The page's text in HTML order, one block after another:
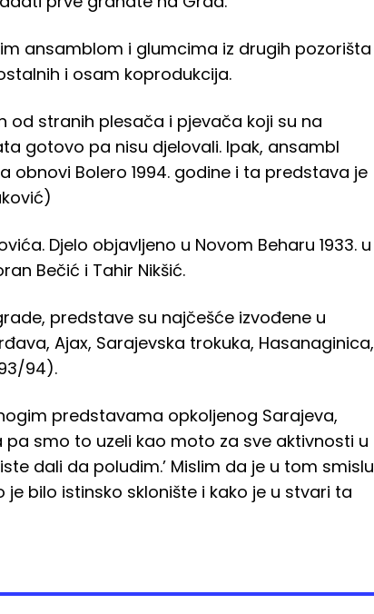
ansamblom i glumcima iz drugih pozorišta
i osam koprodukcija.
od stranih plesača i pjevača koji su na
gotovo pa nisu djelovali. Ipak, ansambl
Bolero 1994. godine i ta predstava je
Djelo objavljeno u Novom Beharu 1933. u
Bečić i Tahir Nikšić.
predstave su najčešće izvođene u
Ajax, Sarajevska trokuka, Hasanaginica,
94).
predstavama opkoljenog Sarajeva,
pa smo to uzeli kao moto za sve aktivnosti u
dali da poludim.’ Mislim da je u tom smislu
bilo istinsko sklonište i kako je u stvari ta